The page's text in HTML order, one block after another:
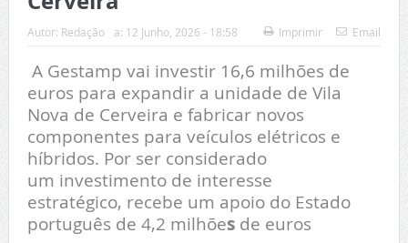
Autor: Redação a: 12 Junho, 2026 - 18:58 Imprimir Email
A Gestamp vai investir 16,6 milhões de
euros para expandir a unidade de Vila
Nova de Cerveira e fabricar novos
componentes para veículos elétricos e
híbridos. Por ser considerado
um investimento de interesse
estratégico, recebe um apoio do Estado
português de 4,2 milhõesde euros